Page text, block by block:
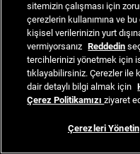
sitemizin çalışması için
çerezlerin kullanımına ve
kişisel verilerinizin yurt
vermiyorsanız Reddedin
tercihlerinizi yönetmek için
tıklayabilirsiniz. Çerezler
dair detaylı bilgi almak için
Çerez Politikamızıziyaret
Çerezleri Yönetin